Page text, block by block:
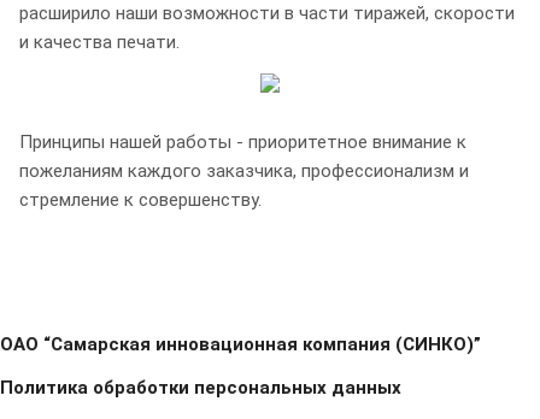
расширило наши возможности в части тиражей, скорости
и качества печати.
Принципы нашей работы - приоритетное внимание к
пожеланиям каждого заказчика, профессионализм и
стремление к совершенству.
ОАО “Самарская инновационная компания (СИНКО)”
Политика обработки персональных данных